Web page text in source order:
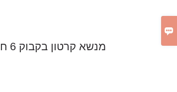

הדפסת CMYK מנשא קרטון בקבוק 6 חבילות